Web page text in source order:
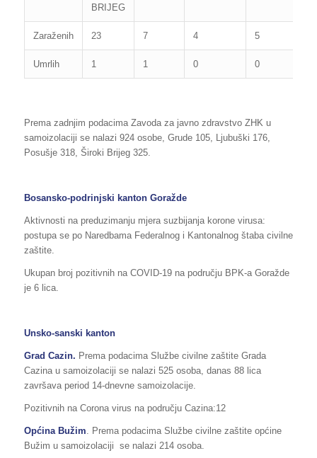
BRIJEG
Zaraženih 23 7 4 5
Umrlih 1 1 0 0
Prema zadnjim podacima Zavoda za javno zdravstvo ZHK u
samoizolaciji se nalazi 924 osobe, Grude 105, Ljubuški 176,
Posušje 318, Široki Brijeg 325.
Bosansko-podrinjski kanton Goražde
Aktivnosti na preduzimanju mjera suzbijanja korone virusa:
postupa se po Naredbama Federalnog i Kantonalnog štaba civilne
zaštite.
Ukupan broj pozitivnih na COVID-19 na području BPK-a Goražde
je 6 lica.
Unsko-sanski kanton
Grad Cazin. Prema podacima Službe civilne zaštite Grada
Cazina u samoizolaciji se nalazi 525 osoba, danas 88 lica
završava period 14-dnevne samoizolacije.
Pozitivnih na Corona virus na području Cazina:12
Općina Bužim. Prema podacima Službe civilne zaštite općine
Bužim u samoizolaciji se nalazi 214 osoba.